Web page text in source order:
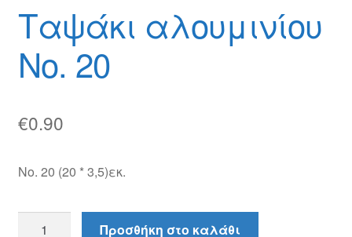
Ο λογαριασμός μου
Όροι χρήσης
Πολιτική Επιστροφών
Τρόποι Αποστολής
Ταψάκι αλουμινίου
Νο. 20
€0.90
Νο. 20 (20 * 3,5)εκ.
Προσθήκη στο καλάθι